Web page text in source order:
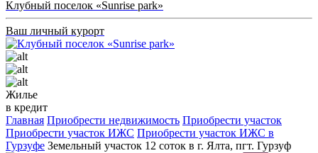
Клубный поселок «Sunrise park»
Ваш личный курорт
Жилье
в кредит
Главная Приобрести недвижимость Приобрести участок
Приобрести участок ИЖС Приобрести участок ИЖС в
Гурзуфе Земельный участок 12 соток в г. Ялта, пгт. Гурзуф